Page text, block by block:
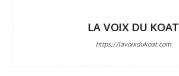
LA VOIX DU KOAT
https://lavoixdukoat.com